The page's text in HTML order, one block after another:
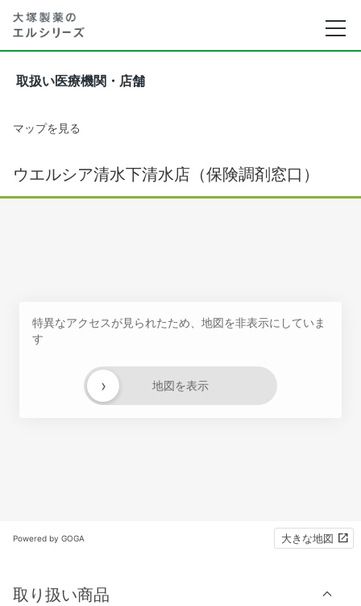
取扱い医療機関・店舗
マップを見る
ウエルシア清水下清水店（保険調剤窓口）
特異なアクセスが見られたため、地図を非表示にしていま
す
地図を表示
›
Powered by GOGA 大きな地図
取り扱い商品